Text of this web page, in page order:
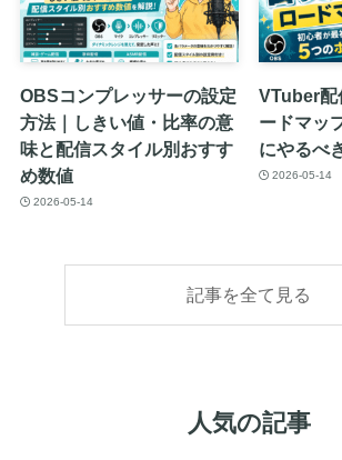
OBSコンプレッサーの設定
方法｜しきい値・比率の意
味と配信スタイル別おすす
め数値
2026-05-14
VTuber配
ードマッ
にやるべ
2026-05-14
記事を全て見る
人気の記事